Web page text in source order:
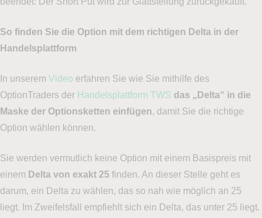
So finden Sie die Option mit dem richtigen Delta in der
Handelsplattform
In unserem Video erfahren Sie wie Sie mithilfe des
OptionTraders der Handelsplattform TWS das „Delta“ in die
Maske der Optionsketten einfügen, damit Sie die richtige
Option wählen können.
Sie werden vermutlich keine Option mit einem Basispreis mit
einem Delta von exakt 25 finden. An dieser Stelle geht es
darum, ein Delta zu wählen, das so nah wie möglich an 25
liegt. Im Zweifelsfall empfiehlt sich ein Delta, das unter 25 liegt.